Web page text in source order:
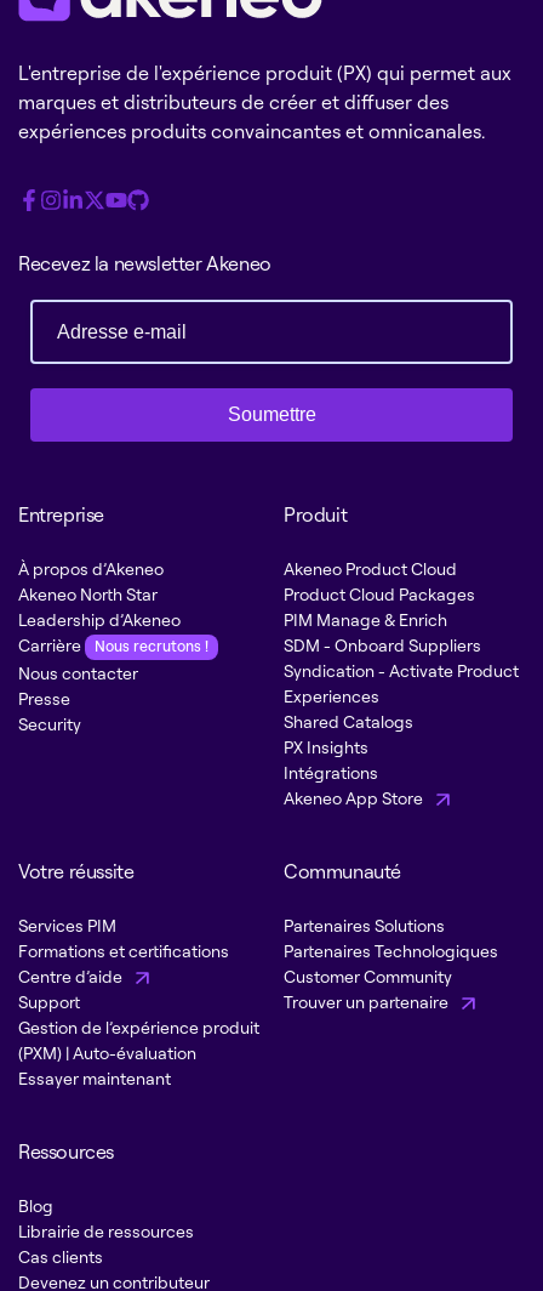
L'entreprise de l'expérience produit (PX) qui permet aux
marques et distributeurs de créer et diffuser des
expériences produits convaincantes et omnicanales.
Recevez la newsletter Akeneo
Soumettre
Entreprise
À propos d’Akeneo
Akeneo North Star
Leadership d’Akeneo
Carrière
Nous recrutons !
Nous contacter
Presse
Security
Produit
Akeneo Product Cloud
Product Cloud Packages
PIM Manage & Enrich
SDM - Onboard Suppliers
Syndication - Activate Product
Experiences
Shared Catalogs
PX Insights
Intégrations
Akeneo App Store
Votre réussite
Services PIM
Formations et certifications
Centre d’aide
Support
Gestion de l’expérience produit
(PXM) | Auto-évaluation
Essayer maintenant
Communauté
Partenaires Solutions
Partenaires Technologiques
Customer Community
Trouver un partenaire
Ressources
Blog
Librairie de ressources
Cas clients
Devenez un contributeur